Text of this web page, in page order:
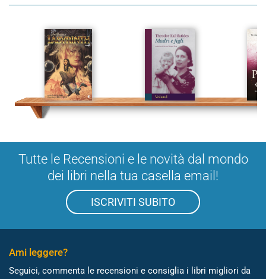
Tutte le Recensioni e le novità dal mondo
dei libri nella tua casella email!
ISCRIVITI SUBITO
Ami leggere?
Seguici, commenta le recensioni e consiglia i libri migliori da